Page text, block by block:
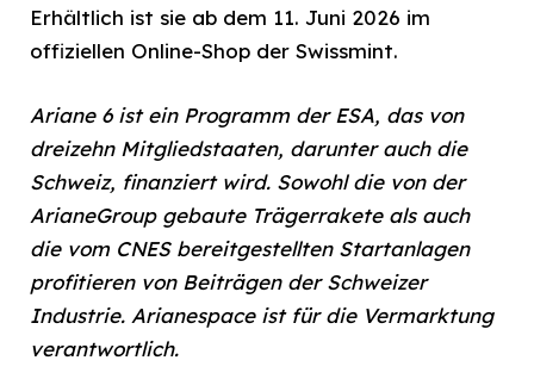
Erhältlich ist sie ab dem 11. Juni 2026 im
offiziellen Online-Shop der Swissmint.
Ariane 6 ist ein Programm der ESA, das von
dreizehn Mitgliedstaaten, darunter auch die
Schweiz, finanziert wird. Sowohl die von der
ArianeGroup gebaute Trägerrakete als auch
die vom CNES bereitgestellten Startanlagen
profitieren von Beiträgen der Schweizer
Industrie. Arianespace ist für die Vermarktung
verantwortlich.